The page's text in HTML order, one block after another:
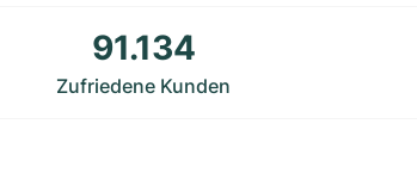
91.134
Zufriedene Kunden